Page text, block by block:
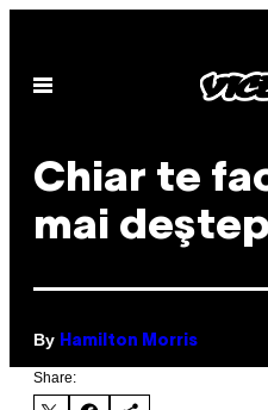
content
Open
Chiar te
mai
By Hamilton Morris
Share: